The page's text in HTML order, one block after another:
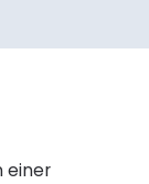
einer